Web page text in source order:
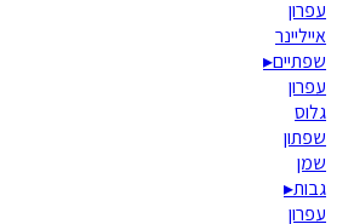
עפרון
אייליינר
שפתיים▸
עפרון
גלוס
שפתון
שמן
גבות▸
עפרון